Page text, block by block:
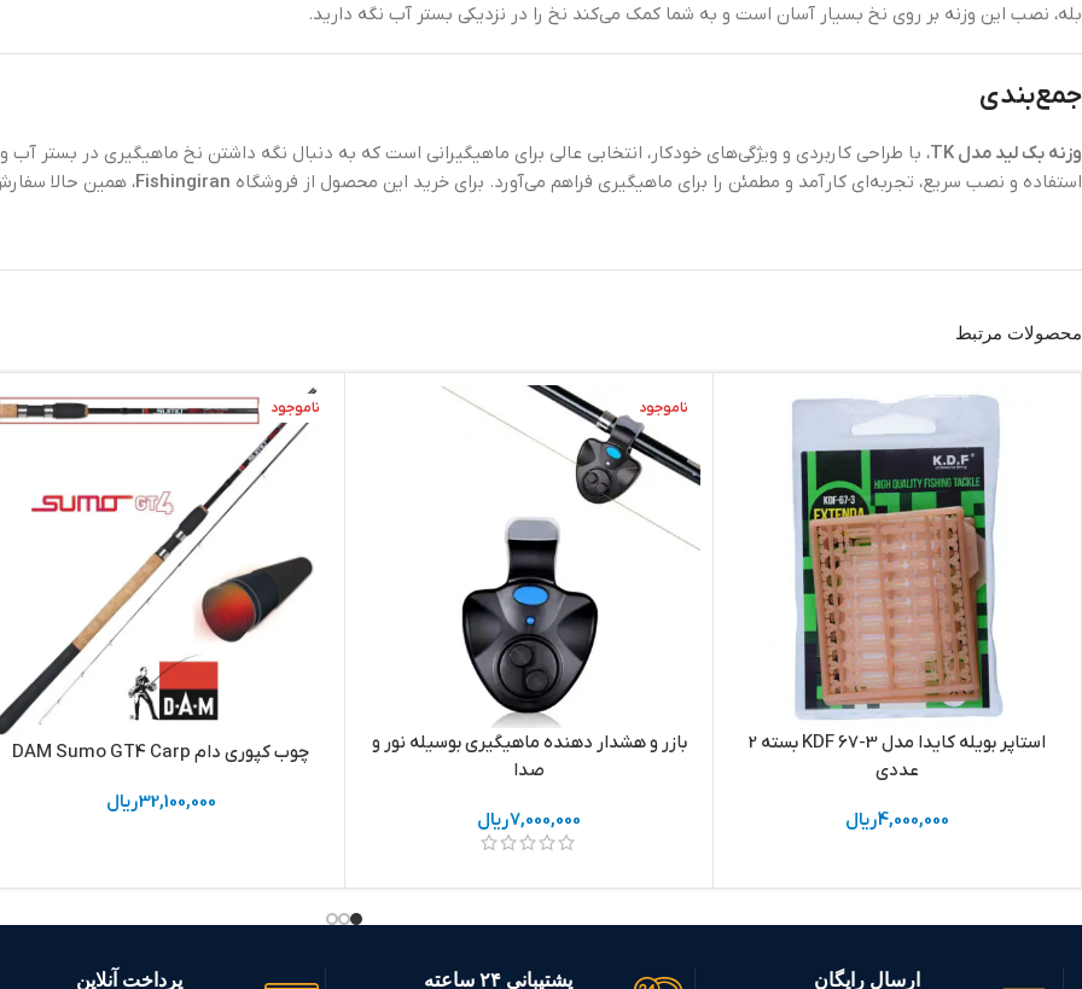
بله، نصب این وزنه بر روی نخ بسیار آسان است و به شما کمک می‌کند نخ را در نزدیکی بستر آب نگه دارید.
جمع‌بندی
وزنه بک‌ لید مدل TK
، با طراحی کاربردی و ویژگی‌های خودکار، انتخابی عالی برای ماهیگیرانی است که به دنبال نگه داشتن نخ ماهیگیری در بستر
استفاده و نصب سریع، تجربه‌ای کارآمد و مطمئن را برای ماهیگیری فراهم می‌آورد. برای خرید این محصول از فروشگاه Fishingiran، همین حالا
محصولات مرتبط
استاپر بویله کایدا مدل KDF 67-3 بسته 2
عددی
4,000,000ریال
ناموجود
بازر و هشدار دهنده ماهیگیری بوسیله نور و
صدا
7,000,000ریال
ناموجود
چوب کپوری دام DAM Sumo GT4 Carp
32,100,000ریال
ارسال رایگان پشتیبانی ۲۴ ساعته پرداخت آنلاین